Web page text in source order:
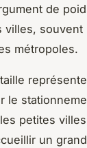
de
villes,
métropoles.
le
petites
un